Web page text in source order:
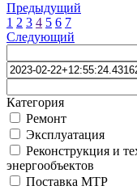
Предыдущий
1 2 3 4 5 6 7
Следующий
Категория
Ремонт
Эксплуатация
Реконструкция и
энергообъектов
Поставка МТР